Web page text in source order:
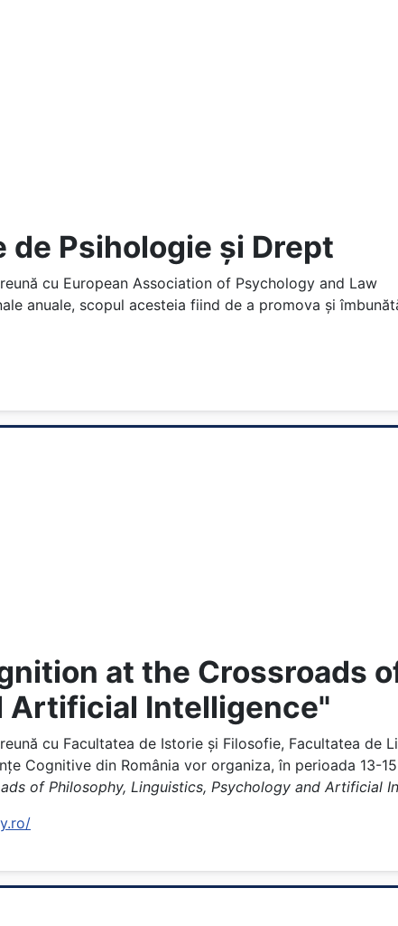
Psihologie și Drept
cu European Association of Psychology and Law
anuale, scopul acesteia fiind de a promova și
at the Crossroads
Artificial Intelligence"
cu Facultatea de Istorie și Filosofie, Facultatea de
Cognitive din România vor organiza, în perioada 13-
of Philosophy, Linguistics, Psychology and Artificial